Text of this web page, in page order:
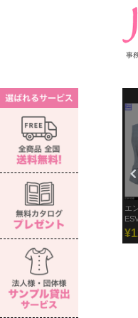
事
ous
ウス S-
エンジョイ ベスト
ESV1030
¥12,155